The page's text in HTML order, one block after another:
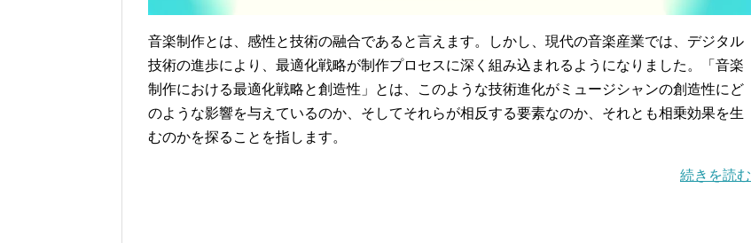
音楽制作とは、感性と技術の融合であると言えます。しかし、現代の音楽産業では、デジタル
技術の進歩により、最適化戦略が制作プロセスに深く組み込まれるようになりました。「音楽
制作における最適化戦略と創造性」とは、このような技術進化がミュージシャンの創造性にど
のような影響を与えているのか、そしてそれらが相反する要素なのか、それとも相乗効果を生
むのかを探ることを指します。
続きを読む